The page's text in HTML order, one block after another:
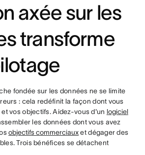
axée sur les
transforme
fondée sur les données ne se limite
: cela redéfinit la façon dont vous
vos objectifs. Aidez-vous d'un logiciel
les données dont vous avez
objectifs commerciauxet dégager des
Trois bénéfices se détachent